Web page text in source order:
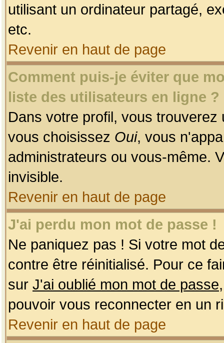
utilisant un ordinateur partagé,
etc.
Revenir en haut de page
Comment puis-je éviter que
liste des utilisateurs en ligne ?
Dans votre profil, vous
vous choisissez Oui, vous
administrateurs ou vous-même.
invisible.
Revenir en haut de page
J'ai perdu mon mot de passe !
Ne paniquez pas ! Si votre mot
contre être réinitialisé. Pour ce
sur J'ai oublié mon mot de passe
pouvoir vous reconnecter en un
Revenir en haut de page